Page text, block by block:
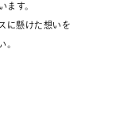
ます。
に懸けた想いを
。